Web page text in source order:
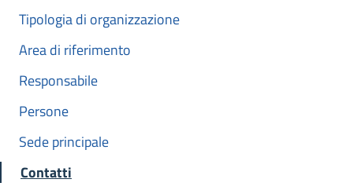
Tipologia di organizzazione
Area di riferimento
Responsabile
Persone
Sede principale
Contatti